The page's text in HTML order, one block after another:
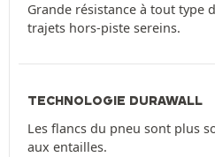
Grande résistance à tout type
trajets hors-piste sereins.
TECHNOLOGIE DURAWALL
Les flancs du pneu sont plus
aux entailles.